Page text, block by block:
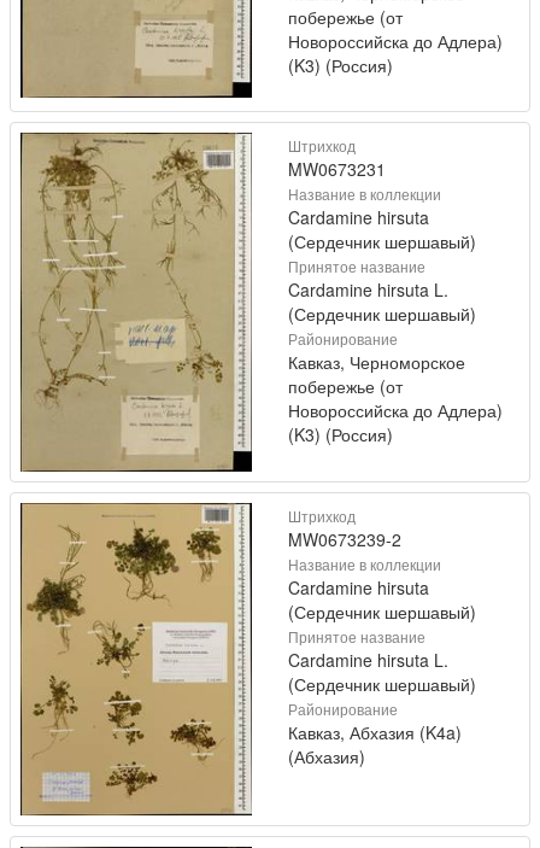
побережье (от
Новороссийска до Адлера)
(K3) (Россия)
Штрихкод
MW0673231
Название в коллекции
Cardamine hirsuta
(Сердечник шершавый)
Принятое название
Cardamine hirsuta L.
(Сердечник шершавый)
Районирование
Кавказ, Черноморское
побережье (от
Новороссийска до Адлера)
(K3) (Россия)
Штрихкод
MW0673239-2
Название в коллекции
Cardamine hirsuta
(Сердечник шершавый)
Принятое название
Cardamine hirsuta L.
(Сердечник шершавый)
Районирование
Кавказ, Абхазия (K4a)
(Абхазия)